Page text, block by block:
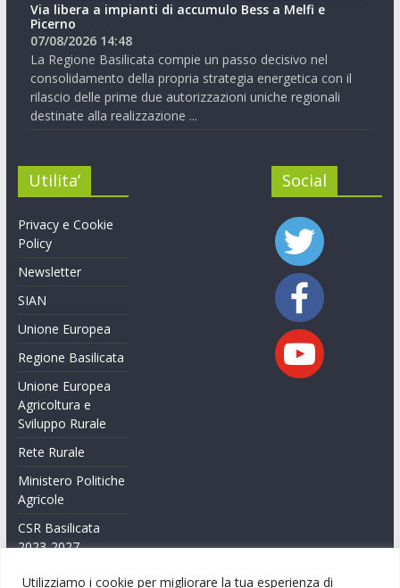
Utilizziamo i cookie per migliorare la tua esperienza di
Via libera a impianti di accumulo Bess a Melfi e
Picerno
07/08/2026 14:48
La Regione Basilicata compie un passo decisivo nel
consolidamento della propria strategia energetica con il
rilascio delle prime due autorizzazioni uniche regionali
destinate alla realizzazione ...
Utilita’
Privacy e Cookie
Policy
Newsletter
SIAN
Unione Europea
Regione Basilicata
Unione Europea
Agricoltura e
Sviluppo Rurale
Rete Rurale
Ministero Politiche
Agricole
CSR Basilicata
2023-2027
Feasr Basilicata
Social